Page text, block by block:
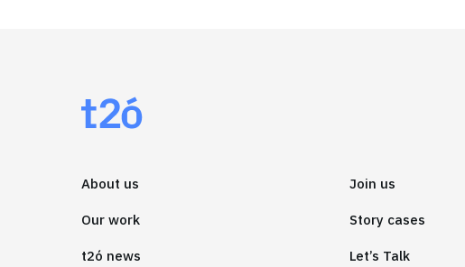
About us
Our work
t2ó news
Join us
Story cases
Let’s Talk